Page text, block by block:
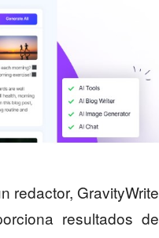
redactor, GravityWrite
resultados de